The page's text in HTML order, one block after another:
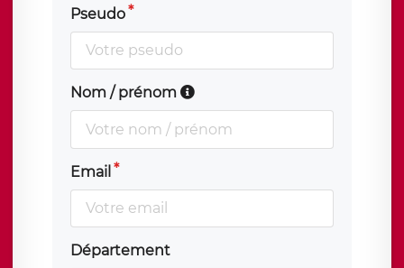
Pseudo
Nom / prénom
Email
Département